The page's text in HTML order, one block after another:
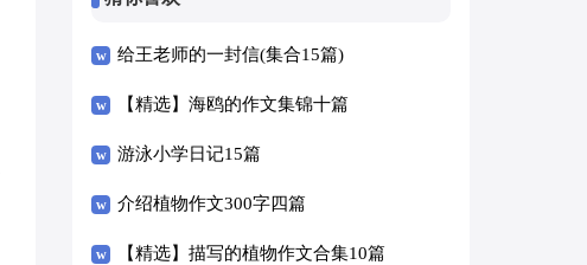
给王老师的一封信(集合15篇)
【精选】海鸥的作文集锦十篇
游泳小学日记15篇
介绍植物作文300字四篇
【精选】描写的植物作文合集10篇